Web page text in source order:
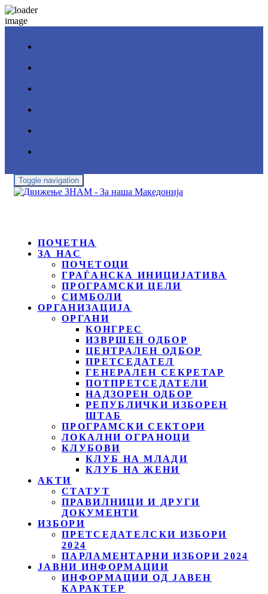
Toggle navigation
ПОЧЕТНА
ЗА НАС
ПОЧЕТОЦИ
ГРАЃАНСКА ИНИЦИЈАТИВА
ПРОГРАМСКИ ЦЕЛИ
СИМБОЛИ
ОРГАНИЗАЦИЈА
ОРГАНИ
КОНГРЕС
ИЗВРШЕН ОДБОР
ЦЕНТРАЛЕН ОДБОР
ПРЕТСЕДАТЕЛ
ГЕНЕРАЛЕН СЕКРЕТАР
ПОТПРЕТСЕДАТЕЛИ
НАДЗОРЕН ОДБОР
РЕПУБЛИЧКИ ИЗБОРЕН
ШТАБ
ПРОГРАМСКИ СЕКТОРИ
ЛОКАЛНИ ОГРАНОЦИ
КЛУБОВИ
КЛУБ НА МЛАДИ
КЛУБ НА ЖЕНИ
АКТИ
СТАТУТ
ПРАВИЛНИЦИ И ДРУГИ
ДОКУМЕНТИ
ИЗБОРИ
ПРЕТСЕДАТЕЛСКИ ИЗБОРИ
2024
ПАРЛАМЕНТАРНИ ИЗБОРИ 2024
ЈАВНИ ИНФОРМАЦИИ
ИНФОРМАЦИИ ОД ЈАВЕН
КАРАКТЕР